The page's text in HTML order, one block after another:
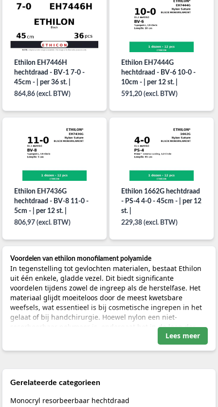
Gerelateerde categorieen
Monocryl resorbeerbaar hechtdraad
Ethilon EH7446H
hechtdraad - BV-1 7-0 -
45cm - | per 36 st. |
864,86 (excl. BTW)
Ethilon EH7444G
hechtdraad - BV-6 10-0 -
10cm - | per 12 st. |
591,20 (excl. BTW)
Ethilon EH7436G
hechtdraad - BV-8 11-0 -
5cm - | per 12 st. |
806,97 (excl. BTW)
Ethilon 1662G hechtdraad
- PS-4 4-0 - 45cm - | per 12
st. |
229,38 (excl. BTW)
Voordelen van ethilon monofilament polyamide
In tegenstelling tot gevlochten materialen, bestaat Ethilon
uit één enkele, gladde vezel. Dit biedt significante
voordelen tijdens zowel de ingreep als de herstelfase. Het
materiaal glijdt moeiteloos door de meest kwetsbare
weefsels, wat essentieel is bij cosmetische ingrepen in het
gelaat of bij handchirurgie. Hoewel nylon een niet-
resorbeerbaar polymeer is, ondergaat het in de loop der
jaren een zeer trage hydrolyse, waarbij de treksterkte met
circa 15% tot 20% per jaar afneemt. Voor tijdelijke
alternatieven? Bekijk dan ons volledige assortiment
Lees meer